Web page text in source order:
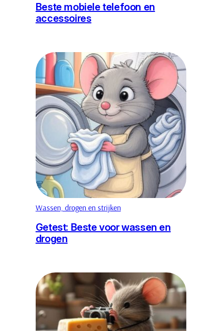
Beste mobiele telefoon en
accessoires
Wassen, drogen en strijken
Getest: Beste voor wassen en
drogen